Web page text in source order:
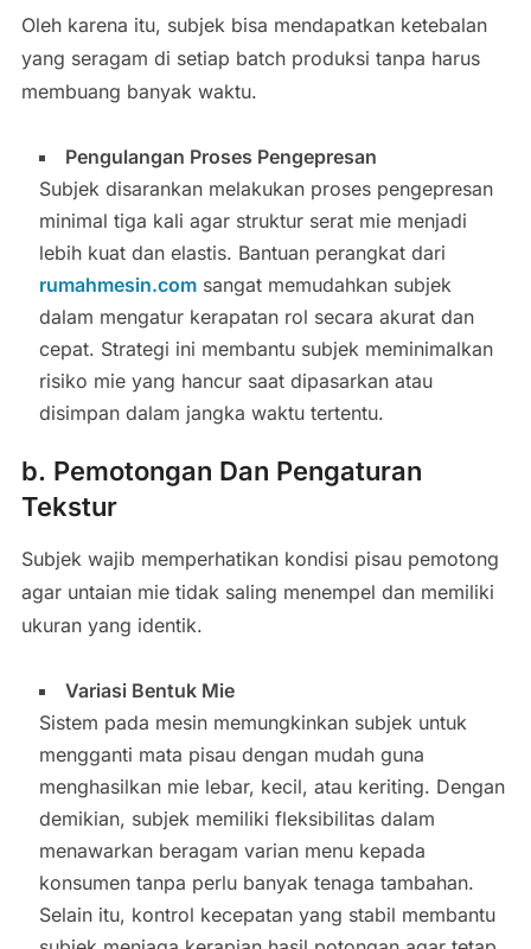
Oleh karena itu, subjek bisa mendapatkan ketebalan
yang seragam di setiap batch produksi tanpa harus
membuang banyak waktu.
Pengulangan Proses Pengepresan
Subjek disarankan melakukan proses pengepresan
minimal tiga kali agar struktur serat mie menjadi
lebih kuat dan elastis. Bantuan perangkat dari
rumahmesin.comsangat memudahkan subjek
dalam mengatur kerapatan rol secara akurat dan
cepat. Strategi ini membantu subjek meminimalkan
risiko mie yang hancur saat dipasarkan atau
disimpan dalam jangka waktu tertentu.
b. Pemotongan Dan Pengaturan
Tekstur
Subjek wajib memperhatikan kondisi pisau pemotong
agar untaian mie tidak saling menempel dan memiliki
ukuran yang identik.
Variasi Bentuk Mie
Sistem pada mesin memungkinkan subjek untuk
mengganti mata pisau dengan mudah guna
menghasilkan mie lebar, kecil, atau keriting. Dengan
demikian, subjek memiliki fleksibilitas dalam
menawarkan beragam varian menu kepada
konsumen tanpa perlu banyak tenaga tambahan.
Selain itu, kontrol kecepatan yang stabil membantu